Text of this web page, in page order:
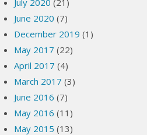
July 2020 (21)
June 2020 (7)
December 2019 (1)
May 2017 (22)
April 2017 (4)
March 2017 (3)
June 2016 (7)
May 2016 (11)
May 2015 (13)